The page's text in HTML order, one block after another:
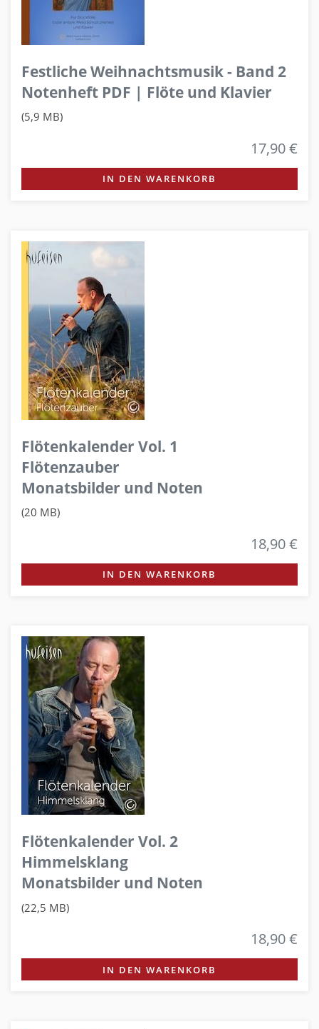
Festliche Weihnachtsmusik - Band 2
Notenheft PDF | Flöte und Klavier
(5,9 MB)
17,90 €
IN DEN WARENKORB
Flötenkalender Vol. 1
Flötenzauber
Monatsbilder und Noten
(20 MB)
18,90 €
IN DEN WARENKORB
Flötenkalender Vol. 2
Himmelsklang
Monatsbilder und Noten
(22,5 MB)
18,90 €
IN DEN WARENKORB